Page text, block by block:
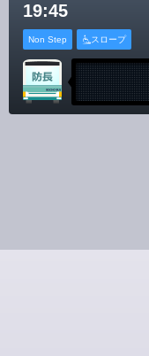
19:45
Non Step スロープ